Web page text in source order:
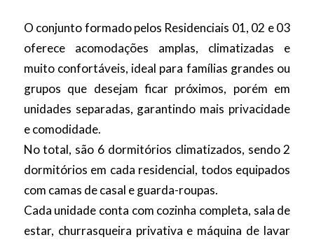
O conjunto formado pelos Residenciais 01, 02 e 03
oferece acomodações amplas, climatizadas e
muito confortáveis, ideal para famílias grandes ou
grupos que desejam ficar próximos, porém em
unidades separadas, garantindo mais privacidade
e comodidade.
No total, são 6 dormitórios climatizados, sendo 2
dormitórios em cada residencial, todos equipados
com camas de casal e guarda-roupas.
Cada unidade conta com cozinha completa, sala de
estar, churrasqueira privativa e máquina de lavar